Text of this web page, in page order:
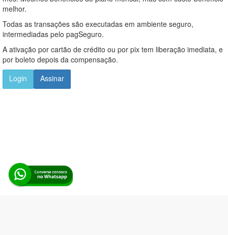
melhor.
Todas as transações são executadas em ambiente seguro,
intermediadas pelo pagSeguro.
A ativação por cartão de crédito ou por pix tem liberação imediata, e
por boleto depois da compensação.
Login
Assinar